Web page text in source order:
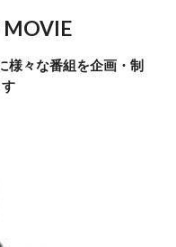
MOVIE
様々な番組を企画・制